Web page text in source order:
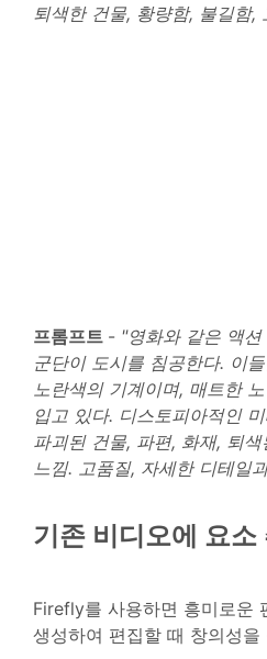
퇴색한 건물, 황량함, 불길함,
프롬프트 - "영화와 같은 액
군단이 도시를 침공한다. 이
노란색의 기계이며, 매트한
입고 있다. 디스토피아적인
파괴된 건물, 파편, 화재, 퇴
느낌. 고품질, 자세한 디테일
기존 비디오에 요소
Firefly를 사용하면 흥미로운
생성하여 편집할 때 창의성을